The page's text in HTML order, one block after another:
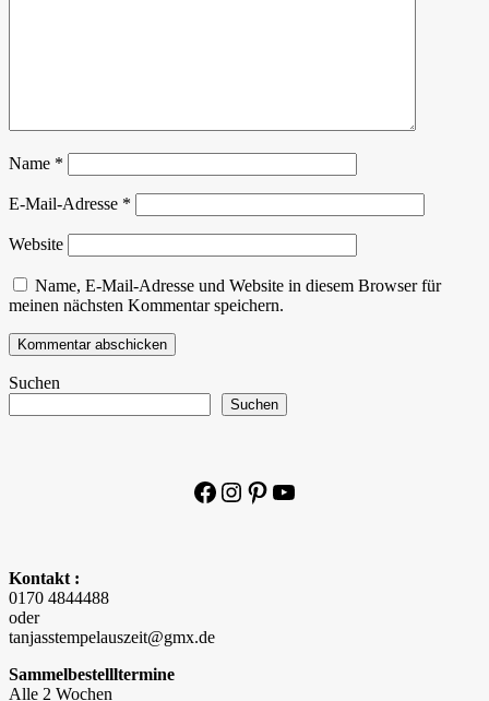
Name *
E-Mail-Adresse *
Website
Name, E-Mail-Adresse und Website in diesem Browser für
meinen nächsten Kommentar speichern.
Suchen
Suchen
Facebook
Instagram
Pinterest
YouTube
Kontakt :
0170 4844488
oder
tanjasstempelauszeit@gmx.de
Sammelbestellltermine
Alle 2 Wochen